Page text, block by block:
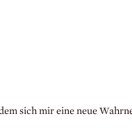
sich mir eine neue